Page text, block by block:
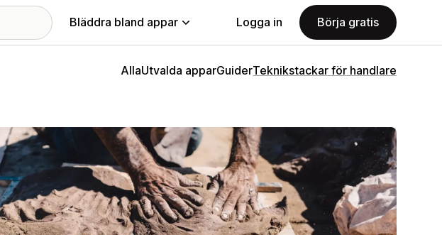
Bläddra bland appar Logga in Börja gratis
AllaUtvalda apparGuiderTeknikstackar för handlare